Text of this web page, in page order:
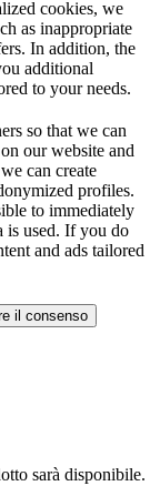
cookies, we
as inappropriate
In addition, the
additional
to your needs.
so that we can
our website and
can create
profiles.
to immediately
is used. If you do
and ads tailored
il consenso
sarà disponibile.